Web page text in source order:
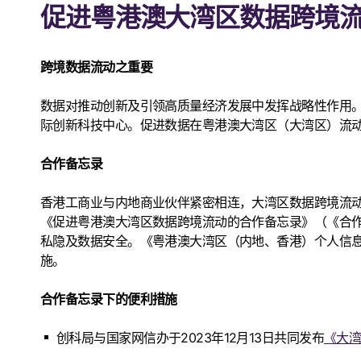
促进粤港澳大湾区数据跨境
跨境数据流动之重要
数据对推动创新及引领高质量经济发展中发挥战略性作
际创新科技中心。促进数据在粤港澳大湾区（大湾区）
合作备忘录
香港工商业与内地商业伙伴紧密相连，大湾区数据跨境
《促进粤港澳大湾区数据跨境流动的合作备忘录》（《
私隐及数据安全。《粤港澳大湾区（内地、香港）个人
施。
合作备忘录下的便利措施
创科局与国家网信办于2023年12月13日共同发布 《大